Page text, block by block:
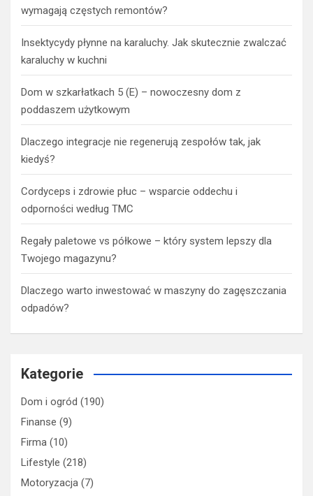
wymagają częstych remontów?
Insektycydy płynne na karaluchy. Jak skutecznie zwalczać
karaluchy w kuchni
Dom w szkarłatkach 5 (E) – nowoczesny dom z
poddaszem użytkowym
Dlaczego integracje nie regenerują zespołów tak, jak
kiedyś?
Cordyceps i zdrowie płuc – wsparcie oddechu i
odporności według TMC
Regały paletowe vs półkowe – który system lepszy dla
Twojego magazynu?
Dlaczego warto inwestować w maszyny do zagęszczania
odpadów?
Kategorie
Dom i ogród (190)
Finanse (9)
Firma (10)
Lifestyle (218)
Motoryzacja (7)